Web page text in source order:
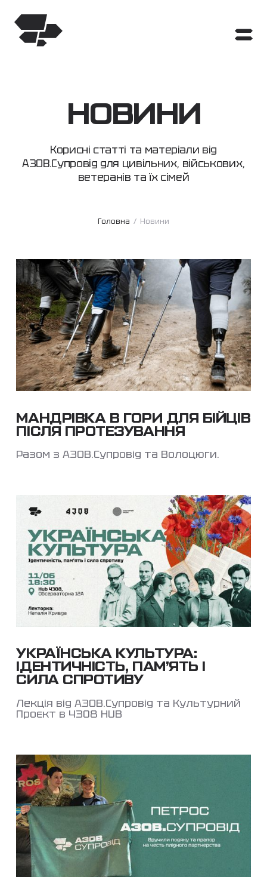
НОВИНИ
Корисні статті та матеріали від
АЗОВ.Супровід для цивільних, військових,
ветеранів та їх сімей
Головна / Новини
МАНДРІВКА В ГОРИ ДЛЯ БІЙЦІВ
ПІСЛЯ ПРОТЕЗУВАННЯ
Разом з АЗОВ.Супровід та Волоцюги.
УКРАЇНСЬКА КУЛЬТУРА:
ІДЕНТИЧНІСТЬ, ПАМ’ЯТЬ І
СИЛА СПРОТИВУ
Лекція від АЗОВ.Супровід та Культурний
Проєкт в 4308 HUB